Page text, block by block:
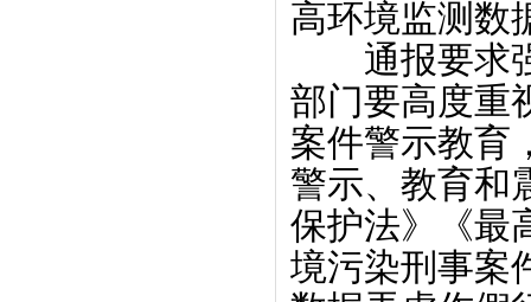
高环境监测数
通报要求强
部门要高度重
案件警示教育
警示、教育和
保护法》《最
境污染刑事案